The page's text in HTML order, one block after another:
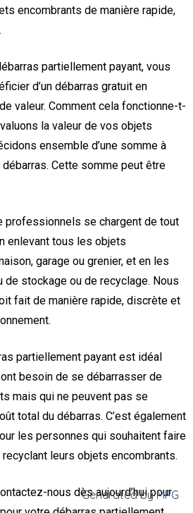
encombrants de manière rapide,
partiellement payant, vous
d’un débarras gratuit en
valeur. Comment cela fonctionne-t-
la valeur de vos objets
ensemble d’une somme à
Cette somme peut être
professionnels se chargent de tout
enlevant tous les objets
garage ou grenier, et en les
de stockage ou de recyclage. Nous
fait de manière rapide, discrète et
partiellement payant est idéal
besoin de se débarrasser de
mais qui ne peuvent pas se
total du débarras. C’est également
les personnes qui souhaitent faire
leurs objets encombrants.
nous dès aujourd’hui pour
Generated byMPG